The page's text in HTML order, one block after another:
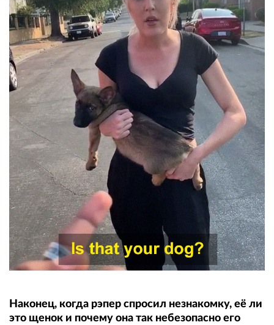
Наконец, когда рэпер спросил незнакомку, её ли
это щенок и почему она так небезопасно его